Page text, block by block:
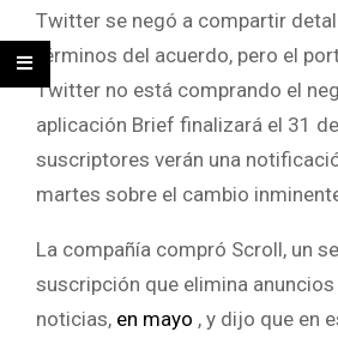
Twitter se negó a compartir
términos del acuerdo, pero el
Twitter no está comprando el
aplicación Brief finalizará el 31
suscriptores verán una
martes sobre el cambio
La compañía compró Scroll, un
suscripción que elimina
noticias, en mayo , y dijo que en